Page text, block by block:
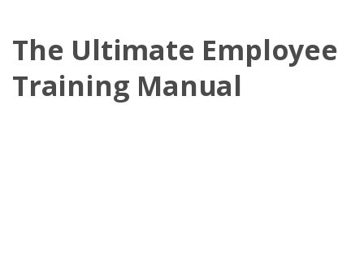
The Ultimate Employee
Training Manual